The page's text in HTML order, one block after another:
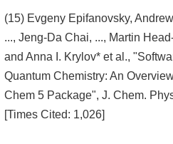
(15) Evgeny Epifanovsky,
..., Jeng-Da Chai, ..., Martin
and Anna I. Krylov* et al.,
Quantum Chemistry: An
Chem 5 Package", J. Chem.
[Times Cited: 1,026]